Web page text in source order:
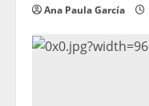
Ana Paula García